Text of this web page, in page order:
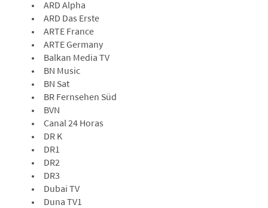
ARD Alpha
ARD Das Erste
ARTE France
ARTE Germany
Balkan Media TV
BN Music
BN Sat
BR Fernsehen Süd
BVN
Canal 24 Horas
DR K
DR1
DR2
DR3
Dubai TV
Duna TV1